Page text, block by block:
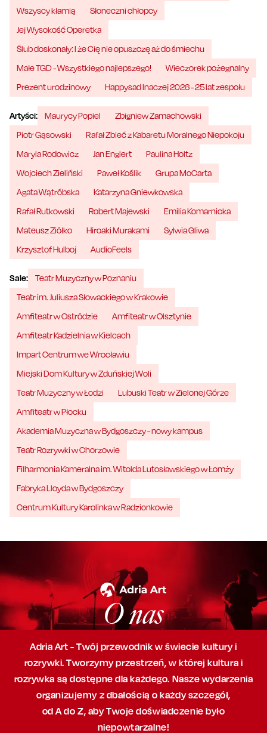
Wszyscy kłamią
Słoneczni chłopcy
Jej Wysokość Operetka
Ślub doskonały: I że Cię nie opuszczę aż do śmiechu
Małe TGD - Wszystkiego najlepszego!
Wieczorek pożegnalny
Prezent urodzinowy
Happysad Inaczej 2026 - 25 lat zespołu
Artyści: Maurycy Popiel
Zbigniew Zamachowski
Piotr Gąsowski
Rafał Zbieć z Kabaretu Moralnego Niepokoju
Maryla Rodowicz
Jan Englert
Paulina Holtz
Wojciech Zieliński
Paweł Koślik
Grupa MoCarta
Agata Wątróbska
Katarzyna Gniewkowska
Rafał Rutkowski
Robert Majewski
Emilia Komarnicka
Mateusz Ziółko
Hiroaki Murakami
Sylwia Gliwa
Krzysztof Hulboj
AudioFeels
Sale:
Teatr Muzyczny w Poznaniu
Teatr im. Juliusza Słowackiego w Krakowie
Amfiteatr w Ostródzie
Amfiteatr w Olsztynie
Amfiteatr Kadzielnia w Kielcach
Impart Centrum we Wrocławiu
Miejski Dom Kultury w Zduńskiej Woli
Teatr Muzyczny w Łodzi
Lubuski Teatr w Zielonej Górze
Amfiteatr w Płocku
Akademia Muzyczna w Bydgoszczy - nowy kampus
Teatr Rozrywki w Chorzowie
Filharmonia Kameralna im. Witolda Lutosławskiego w Łomży
Fabryka Lloyda w Bydgoszczy
Centrum Kultury Karolinka w Radzionkowie
O nas
Adria Art - Twój przewodnik w świecie kultury i
rozrywki. Tworzymy przestrzeń,w której kultura i
rozrywka są dostępne dla każdego. Nasze wydarzenia
organizujemy z dbałością o każdy szczegół,
od A do Z, abyTwoje doświadczenie było
niepowtarzalne!